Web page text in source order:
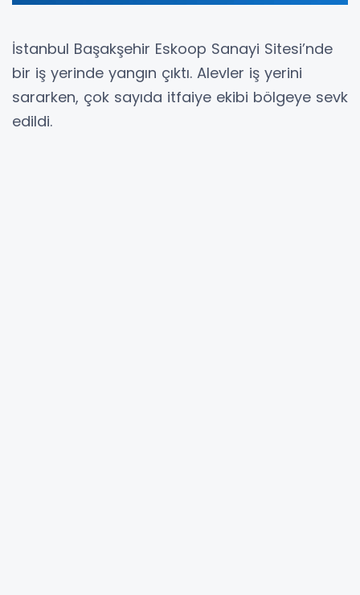
İstanbul Başakşehir Eskoop Sanayi Sitesi’nde
bir iş yerinde yangın çıktı. Alevler iş yerini
sararken, çok sayıda itfaiye ekibi bölgeye sevk
edildi.